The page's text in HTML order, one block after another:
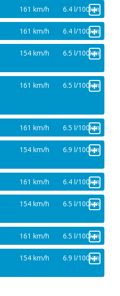
161 km/h 6.4 l/100km
+
161 km/h 6.4 l/100km
+
154 km/h 6.5 l/100km
+
161 km/h 6.5 l/100km
+
161 km/h 6.5 l/100km
+
154 km/h 6.9 l/100km
+
161 km/h 6.4 l/100km
+
154 km/h 6.5 l/100km
+
161 km/h 6.5 l/100km
+
154 km/h 6.9 l/100km
+